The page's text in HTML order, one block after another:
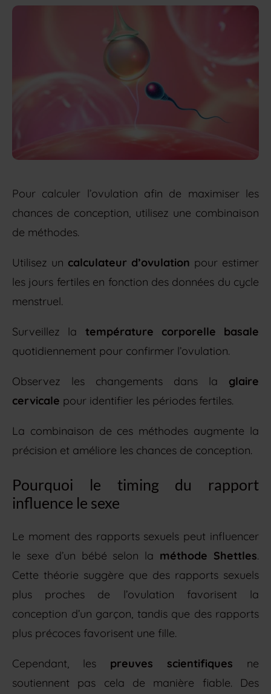
Pour calculer l’ovulation afin de maximiser les
chances de conception, utilisez une combinaison
de méthodes.
Utilisez un calculateur d’ovulation pour estimer
les jours fertiles en fonction des données du cycle
menstruel.
Surveillez la température corporelle basale
quotidiennement pour confirmer l’ovulation.
Observez les changements dans la glaire
cervicale pour identifier les périodes fertiles.
La combinaison de ces méthodes augmente la
précision et améliore les chances de conception.
Pourquoi le timing du rapport
influence le sexe
Le moment des rapports sexuels peut influencer
le sexe d’un bébé selon la méthode Shettles.
Cette théorie suggère que des rapports sexuels
plus proches de l’ovulation favorisent la
conception d’un garçon, tandis que des rapports
plus précoces favorisent une fille.
Cependant, les preuves scientifiques ne
soutiennent pas cela de manière fiable. Des